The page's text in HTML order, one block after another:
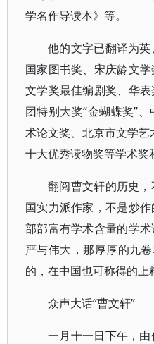
学名作导读本》等。
他的文字已翻译为
国家图书奖、宋庆龄文
文学奖最佳编剧奖、华
团特别大奖“金蝴蝶奖”
术论文奖、北京市文学
十大优秀读物奖等学术奖
翻阅曹文轩的历史
国实力派作家，不是炒
部部富有学术含量的学
严与伟大，那厚厚的九
的，在中国也可称得的上
众声大话“曹文轩”
一月十一日下午，